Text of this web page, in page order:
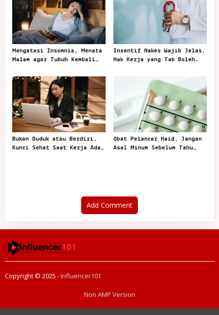
n
Mengatasi Insomnia, Menata
Malam agar Tubuh Kembali
Insentif Nakes Wajib Jelas,
Hak Kerja yang Tak Boleh
Bukan Duduk atau Berdiri,
Kunci Sehat Saat Kerja Ada
Obat Pelancar Haid, Jangan
Asal Minum Sebelum Tahu
Add Comment
Copyright © 2025 -Influencer101
Non AMP Version